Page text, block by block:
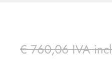
€760,06 IVA